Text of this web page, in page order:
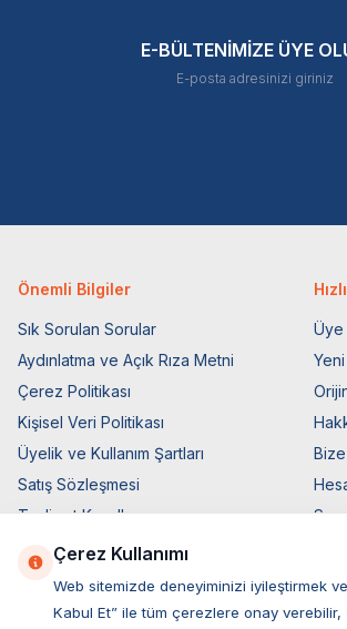
E-BÜLTENİMİZE ÜYE
Önemli Bilgiler
Sık Sorulan Sorular
Aydınlatma ve Açık Rıza Metni
Çerez Politikası
Kişisel Veri Politikası
Üyelik ve Kullanım Şartları
Satış Sözleşmesi
Teslimat Koşulları
Ticari Elektronik İzin
Elektronik İleti Aydınlatma Metni
Üye
Bize
Çerez Kullanımı
Web sitemizde deneyiminizi iyileştirmek
Kabul Et” ile tüm çerezlere onay